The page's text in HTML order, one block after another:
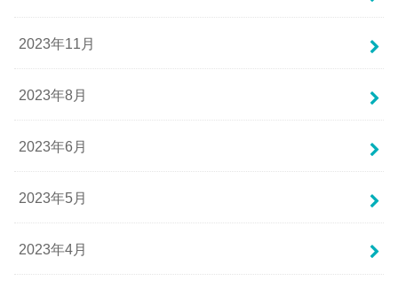
2023年11月
2023年8月
2023年6月
2023年5月
2023年4月